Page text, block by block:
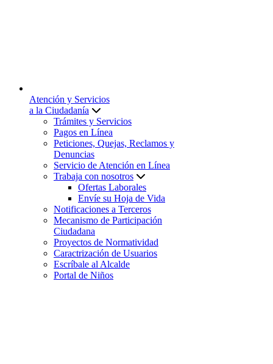
Atención y Servicios
a la Ciudadanía
Trámites y Servicios
Pagos en Línea
Peticiones, Quejas, Reclamos y
Denuncias
Servicio de Atención en Línea
Trabaja con nosotros
Ofertas Laborales
Envíe su Hoja de Vida
Notificaciones a Terceros
Mecanismo de Participación
Ciudadana
Proyectos de Normatividad
Caractrización de Usuarios
Escríbale al Alcalde
Portal de Niños